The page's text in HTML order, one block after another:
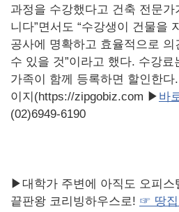
과정을 수강했다고 건축 전문
니다”면서도 “수강생이 건물을
공사에 명확하고 효율적으로
수 있을 것”이라고 했다. 수강
가족이 함께 등록하면 할인한다
이지(https://zipgobiz.com ▶ 바
(02)6949-6190
▶대학가 주변에 아직도 오피스
끝판왕 코리빙하우스로! ☞ 땅집